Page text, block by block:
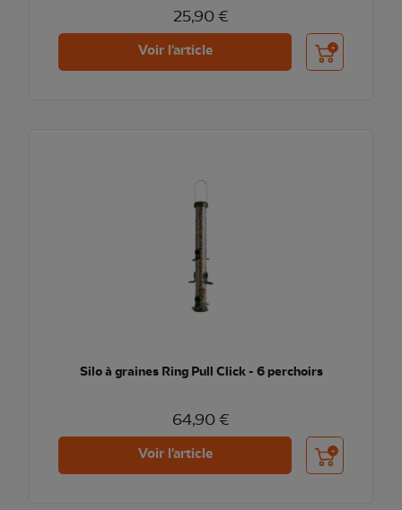
25,90 €
Voir l'article Ajouter au
Silo à graines Ring Pull Click - 6 perchoirs
64,90 €
Voir l'article Ajouter au